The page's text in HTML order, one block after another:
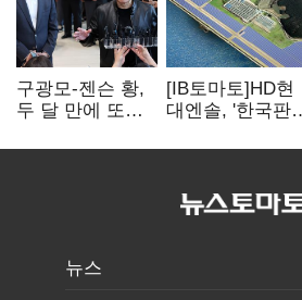
구광모-젠슨 황,
두 달 만에 또
등 논의
[IB토마토]HD현
대엔솔, '한국판
세액공제 선택이
뉴스